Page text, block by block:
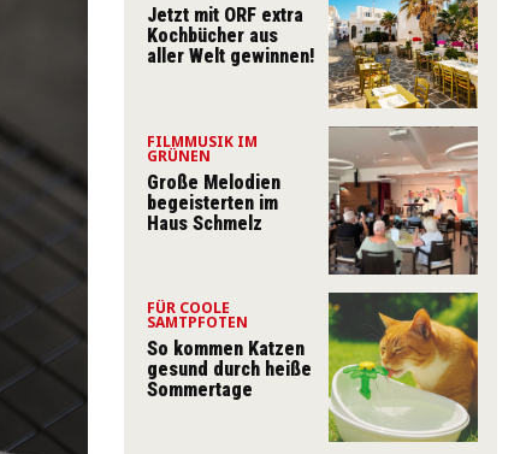
Jetzt mit ORF extra
Kochbücher aus
aller Welt gewinnen!
FILMMUSIK IM
GRÜNEN
Große Melodien
begeisterten im
Haus Schmelz
FÜR COOLE
SAMTPFOTEN
So kommen Katzen
gesund durch heiße
Sommertage